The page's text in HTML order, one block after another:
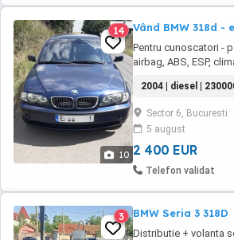
10
14 Vând BMW 318d -
Pentru cunoscatori -
airbag, ABS, ESP,
audio business cu
de 250w, închidere
lumini-ploaie, telefon
fabrica, 2 chei, jante
...
2004 | diesel |
Sector 6, Bucuresti
5 august
2 400 EUR
Telefon validat
3 BMW Seria 3 318D
Distributie + volanta